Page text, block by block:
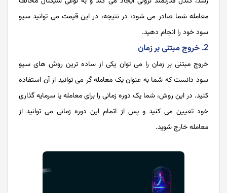
معامله شما صادر می شود؛ در نتیجه، در این قیمت می توانید سیو
سود خود را انجام دهید.
2. خروج مبتنی بر زمان
خروج مبتنی بر زمان را می توان یکی از ساده ترین روش های سیو
سود دانست که شما به عنوان یک معامله گر می توانید از آن استفاده
کنید. در این روش، شما یک دوره زمانی را برای معامله یا سرمایه گذاری
خود تعیین می کنید و پس از اتمام این دوره زمانی می توانید از
معامله خارج شوید.